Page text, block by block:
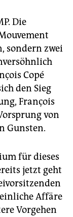
Die
sondern zwei
Copé
den Sieg
François
von
Gunsten.
für dieses
jetzt geht
Affäre
Vorgehen